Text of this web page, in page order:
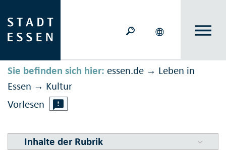
Sie befinden sich hier: essen.de → Leben in
Essen → Kultur
Vorlesen
Inhalte der Rubrik